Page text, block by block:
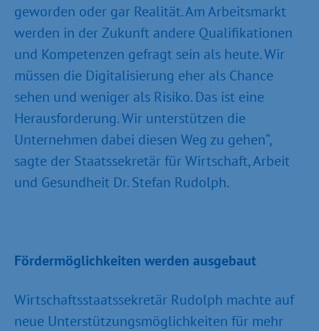
geworden oder gar Realität. Am Arbeitsmarkt
werden in der Zukunft andere Qualifikationen
und Kompetenzen gefragt sein als heute. Wir
müssen die Digitalisierung eher als Chance
sehen und weniger als Risiko. Das ist eine
Herausforderung. Wir unterstützen die
Unternehmen dabei diesen Weg zu gehen“,
sagte der Staatssekretär für Wirtschaft, Arbeit
und Gesundheit Dr. Stefan Rudolph.
Fördermöglichkeiten werden ausgebaut
Wirtschaftsstaatssekretär Rudolph machte auf
neue Unterstützungsmöglichkeiten für mehr